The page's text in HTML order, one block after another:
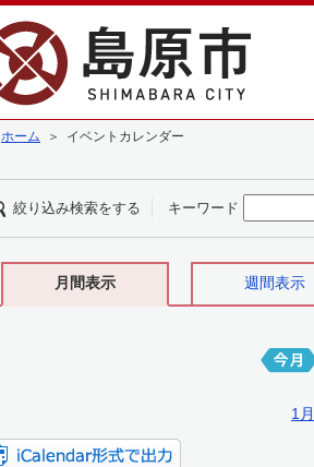
ホーム ＞ イベントカレンダー
絞り込み検索をする キーワード
月間表示 週間表示
1月